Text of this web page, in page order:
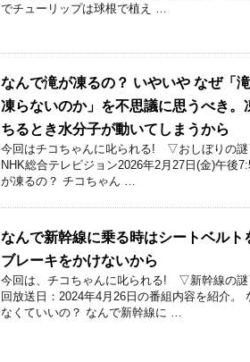
でチューリップは球根で植え …
なんで滝が凍るの？ いやいや なぜ「
凍らないのか」を不思議に思うべき
ちるとき水分子が動いてしまうから
今回はチコちゃんに叱られる! ▽おしぼりの
NHK総合テレビジョン2026年2月27日(金)午後
が凍るの？ チコちゃん …
なんで新幹線に乗る時はシートベル
ブレーキをかけないから
今回は、チコちゃんに叱られる! ▽新幹線の
回放送日：2024年4月26日の番組内容を紹介
なくていいの？ なんで新幹線に …